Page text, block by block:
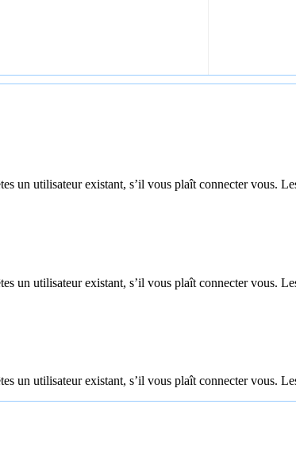
un utilisateur existant, s’il vous plaît connecter vous.
un utilisateur existant, s’il vous plaît connecter vous.
un utilisateur existant, s’il vous plaît connecter vous.